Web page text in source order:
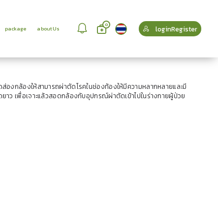
package aboutUs
0 loginRegister
งกล้องให้สามารถผ่าตัดโรคในช่องท้องให้มีความหลากหลายและมี
ว เพื่อเจาะแล้วสอดกล้องกับอุปกรณ์ผ่าตัดเข้าไปในร่างกายผู้ป่วย